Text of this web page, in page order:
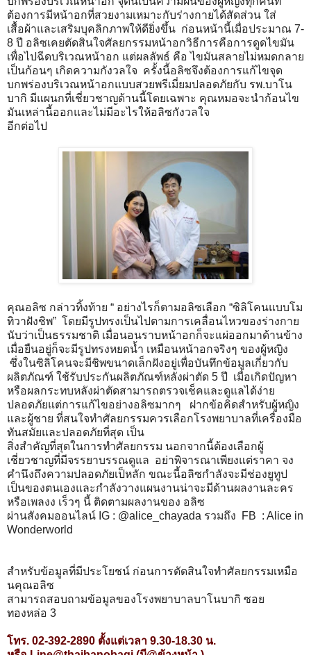
ต้องการมีหน้าอกที่สวยงามเหมาะกับร่างกายได้สัดส่วน ใส่
เสื้อผ้าและเสริมบุคลิกภาพให้ดียิ่งขึ้น ก่อนหน้านี้เมื่อประมาณ 7-
8 ปี อลิซเคยตัดสินใจศัลยกรรมหน้าอกวิธีการคือการดูดไขมัน
เพื่อไปฉีดบริเวณหน้าอก แต่ผลลัพธ์ คือ ไขมันสลายไม่หมดกลาย
เป็นก้อนๆ เกิดความกังวลใจ ครั้งนี้อลิซจึงต้องการแก้ไขจุด
บกพร่องบริเวณหน้าอกแบบสวยพรีเมี่ยมปลอดภัยกับ รพ.บาโน
บากิ มีแผนกที่เชี่ยวชาญด้านนี้โดยเฉพาะ คุณหมอจะนำก้อนไข
มันเหล่านี้ออกและไม่มีอะไรให้อลิซกังวลใจ
อีกต่อไป
คุณอลิซ กล่าวทิ้งท้าย “ อย่างไรก็ตามอลิซเลือก “ซิลิโคนแบบโม
ทิวาฝังชิพ” โดยมีรูปทรงเป็นไปตามการเคลื่อนไหวของร่างกาย
นับว่าเป็นธรรมชาติ เมื่อนอนราบหน้าอกก็จะแผ่ออกมาด้านข้าง
เมื่อยืนอยู่ก็จะมีรูปทรงหยดน้ำ เหมือนหน้าอกจริงๆ ของผู้หญิง
ซึ่งในซิลิโคนจะมีชิพขนาดเล็กฝังอยู่เพื่อบันทึกข้อมูลเกี่ยวกับ
ผลิตภัณฑ์ ใช้รับประกันผลิตภัณฑ์หลังผ่าตัด 5 ปี เมื่อเกิดปัญหา
หรือผลกระทบหลังผ่าตัดสามารถตรวจเช็คและดูแลได้ง่าย
ปลอดภัยแต่การแก้ไขอย่างอลิซมากๆ ฝากข้อคิดสำหรับผู้หญิง
และผู้ชาย ที่สนใจทำศัลยกรรมควรเลือกโรงพยาบาลที่เครื่องมือ
ทันสมัยและปลอดภัยที่สุด เป็น
สิ่งสำคัญที่สุดในการทำศัลยกรรม นอกจากนี้ต้องเลือกผู้
เชี่ยวชาญที่มีจรรยาบรรณดูแล อย่าพิจารณาเพียงแต่ราคา จง
คำนึงถึงความปลอดภัยเป็หลัก ขณะนี้อลิซกำลังจะมีช่องยูทูป
เป็นของตนเองและกำลังวางแผนงานน่าจะมีด้านผลงานละคร
หรือเพลงง เร็วๆ นี้ ติดตามผลงานของ อลิซ
ผ่านสังคมออนไลน์ IG : @alice_chayada รวมถึง FB : Alice in
Wonderworld
สำหรับข้อมูลที่มีประโยชน์ ก่อนการตัดสินใจทำศัลยกรรมเหมือ
นคุณอลิซ
สามารถสอบถามข้อมูลของโรงพยาบาลบาโนบากิ ซอย
ทองหล่อ 3
โทร. 02-392-2890 ตั้งแต่เวลา 9.30-18.30 น.